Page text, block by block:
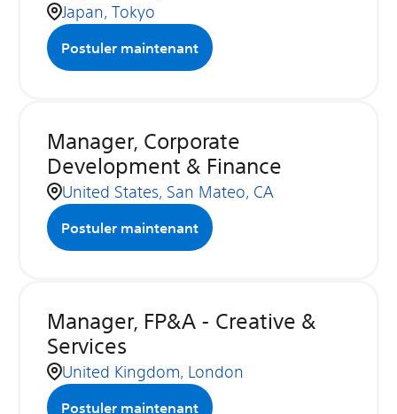
Japan, Tokyo
Postuler maintenant
Manager, Corporate
Development & Finance
United States, San Mateo, CA
Postuler maintenant
Manager, FP&A - Creative &
Services
United Kingdom, London
Postuler maintenant